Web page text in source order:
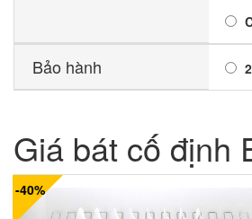
Bảo hành
Giá bát cố định
-40%